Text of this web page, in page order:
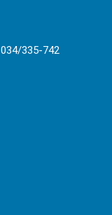
034/335-742